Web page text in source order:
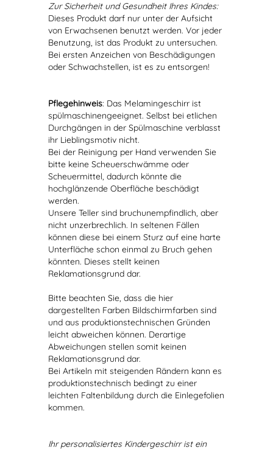
Zur Sicherheit und Gesundheit Ihres Kindes:
Dieses Produkt darf nur unter der Aufsicht
von Erwachsenen benutzt werden. Vor jeder
Benutzung, ist das Produkt zu untersuchen.
Bei ersten Anzeichen von Beschädigungen
oder Schwachstellen, ist es zu entsorgen!
Pflegehinweis: Das Melamingeschirr ist
spülmaschinengeeignet. Selbst bei etlichen
Durchgängen in der Spülmaschine verblasst
ihr Lieblingsmotiv nicht.
Bei der Reinigung per Hand verwenden Sie
bitte keine Scheuerschwämme oder
Scheuermittel, dadurch könnte die
hochglänzende Oberfläche beschädigt
werden.
Unsere Teller sind bruchunempfindlich, aber
nicht unzerbrechlich. In seltenen Fällen
können diese bei einem Sturz auf eine harte
Unterfläche schon einmal zu Bruch gehen
könnten. Dieses stellt keinen
Reklamationsgrund dar.
Bitte beachten Sie, dass die hier
dargestellten Farben Bildschirmfarben sind
und aus produktionstechnischen Gründen
leicht abweichen können. Derartige
Abweichungen stellen somit keinen
Reklamationsgrund dar.
Bei Artikeln mit steigenden Rändern kann es
produktionstechnisch bedingt zu einer
leichten Faltenbildung durch die Einlegefolien
kommen.
Ihr personalisiertes Kindergeschirr ist ein